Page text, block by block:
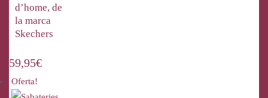
d’home, de
la marca
Skechers
59,95€
Oferta!